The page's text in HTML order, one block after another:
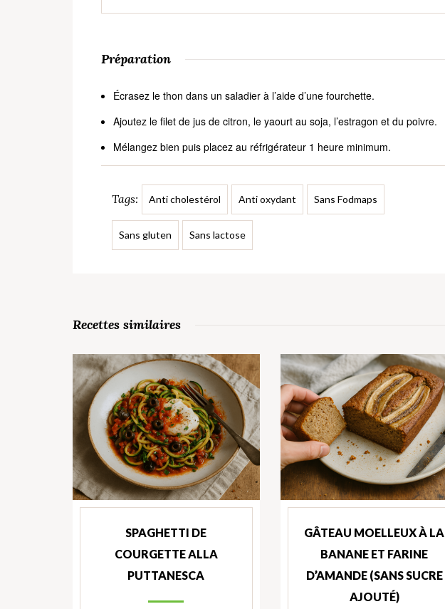
Préparation
Écrasez le thon dans un saladier à l’aide d’une fourchette.
Ajoutez le filet de jus de citron, le yaourt au soja, l’estragon et du poivre.
Mélangez bien puis placez au réfrigérateur 1 heure minimum.
Tags: Anti cholestérol Anti oxydant Sans Fodmaps
Sans gluten Sans lactose
Recettes similaires
SPAGHETTI DE
COURGETTE ALLA
PUTTANESCA
GÂTEAU MOELLEUX À LA
BANANE ET FARINE
D’AMANDE (SANS SUCRE
AJOUTÉ)